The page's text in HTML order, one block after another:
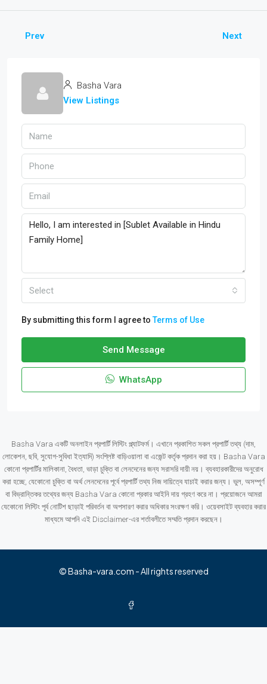
Prev Next
Basha Vara
View Listings
Select
By submitting this form I agree toTerms of Use
Send Message
WhatsApp
Basha Vara একটি অনলাইন প্রপার্টি লিস্টিং প্ল্যাটফর্ম। এখানে প্রকাশিত সকল প্রপার্টি তথ্য (দাম,
লোকেশন, ছবি, সুযোগ-সুবিধা ইত্যাদি) সংশ্লিষ্ট বাড়িওয়ালা বা এজেন্ট কর্তৃক প্রদান করা হয়। Basha Vara
কোনো প্রপার্টির মালিকানা, বৈধতা, ভাড়া চুক্তি বা লেনদেনের জন্য সরাসরি দায়ী নয়। ব্যবহারকারীদের অনুরোধ
করা হচ্ছে, যেকোনো চুক্তি বা অর্থ লেনদেনের পূর্বে প্রপার্টি তথ্য নিজ দায়িত্বে যাচাই করার জন্য। ভুল, অসম্পূর্ণ
বা বিভ্রান্তিকর তথ্যের জন্য Basha Vara কোনো প্রকার আইনি দায় গ্রহণ করে না। প্রয়োজনে আমরা
যেকোনো লিস্টিং পূর্ব নোটিশ ছাড়াই পরিবর্তন বা অপসারণ করার অধিকার সংরক্ষণ করি। ওয়েবসাইট ব্যবহার করার
মাধ্যমে আপনি এই Disclaimer-এর শর্তাবলীতে সম্মতি প্রদান করছেন।
© Basha-vara.com - All rights reserved